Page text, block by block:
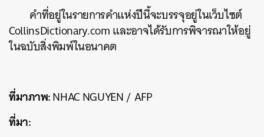
คำที่อยู่ในรายการคำแห่งปีนี้จะบรรจุอยู่ในเว็บไซต์
CollinsDictionary.com และอาจได้รับการพิจารณาให้อยู่
ในฉบับสิ่งพิมพ์ในอนาคต
ที่มาภาพ:NHAC NGUYEN / AFP
ที่มา: